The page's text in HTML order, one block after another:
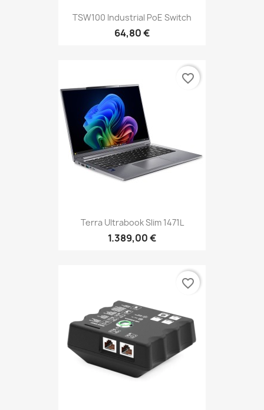
TSW100 Industrial PoE Switch
64,80 €
Terra Ultrabook Slim 1471L
1.389,00 €
favorite_border
favorite_border